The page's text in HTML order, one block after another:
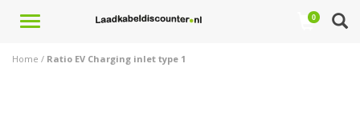
Toggle
0
Home / Ratio EV Charging inlet type 1